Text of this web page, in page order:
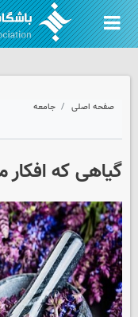
صفحه اصلی جامعه
گیاهی که افکار